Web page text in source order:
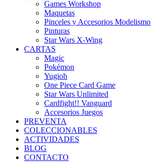
Games Workshop
Maquetas
Pinceles y Accesorios Modelismo
Pinturas
Star Wars X-Wing
CARTAS
Magic
Pokémon
Yugioh
One Piece Card Game
Star Wars Unlimited
Cardfight!! Vanguard
Accesorios Juegos
PREVENTA
COLECCIONABLES
ACTIVIDADES
BLOG
CONTACTO